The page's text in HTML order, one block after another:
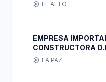
EL ALTO
EMPRESA
CONSTRUCTORA
LA PAZ